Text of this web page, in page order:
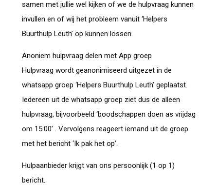
samen met jullie wel kijken of we de hulpvraag kunnen
invullen en of wij het probleem vanuit ‘Helpers
Buurthulp Leuth’ op kunnen lossen.
Anoniem hulpvraag delen met App groep
Hulpvraag wordt geanonimiseerd uitgezet in de
whatsapp groep ‘Helpers Buurthulp Leuth’ geplaatst.
Iedereen uit de whatsapp groep ziet dus de alleen
hulpvraag, bijvoorbeeld ‘boodschappen doen as vrijdag
om 15:00’ . Vervolgens reageert iemand uit de groep
met het bericht ‘Ik pak het op’.
Hulpaanbieder krijgt van ons persoonlijk (1 op 1)
bericht.